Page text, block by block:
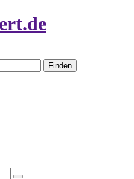
Finden